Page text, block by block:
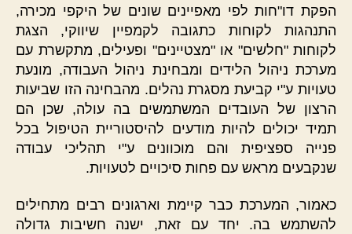
הפקת דו"חות לפי מאפיינים שונים של היקפי מכירה,
התנהגות לקוחות כתגובה לקמפיין שיווקי, הצגת
לקוחות "חלשים" או "מצטיינים" ופעילים, מתקשרת עם
מערכת ניהול הלידים ומבחינת ניהול העבודה, מונעת
טעויות ע"י קביעת מסגרת נהלים. מהבחינה הזו שביעות
הרצון של העובדים המשתמשים בה עולה, שכן הם
תמיד יכולים להיות מודעים להיסטוריית הטיפול בכל
פנייה ספציפית והם מוכוונים ע"י תהליכי עבודה
שנקבעים מראש עם פחות סיכויים לטעויות.
כאמור, המערכת כבר קיימת וארגונים רבים מתחילים
להשתמש בה. יחד עם זאת, ישנה חשיבות גדולה